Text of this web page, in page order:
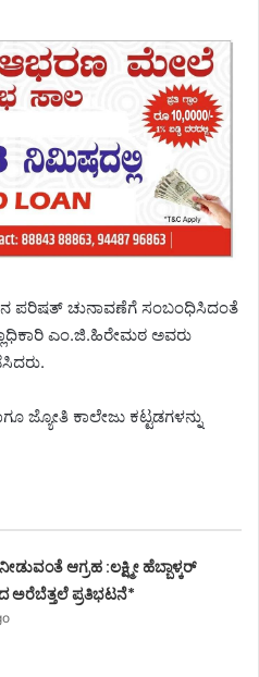
ಪರಿಷತ್ ಚುನಾವಣೆಗೆ ಸಂಬಂಧಿಸಿದಂತೆ
ಎಂ.ಜಿ.ಹಿರೇಮಠ ಅವರು
ಜ್ಯೋತಿ ಕಾಲೇಜು ಕಟ್ಟಡಗಳನ್ನು
ಆಗ್ರಹ :ಲಕ್ಷ್ಮೀ ಹೆಬ್ಬಾಳ್ಕರ್
ಅರೆಬೆತ್ತಲೆ ಪ್ರತಿಭಟನೆ*